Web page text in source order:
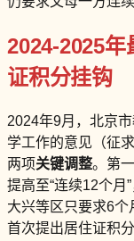
2024-2025
证积分挂钩
2024年9月，北京
学工作的意见（征
两项关键调整。第
提高至“连续12个月
大兴等区只要求6个
首次提出居住证积